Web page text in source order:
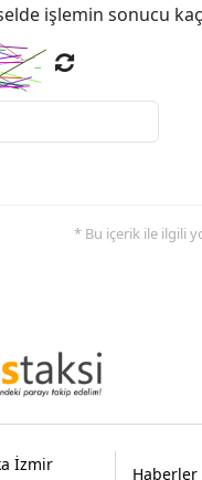
işlemin sonucu
* Bu içerik ile ilgili
İzmir
Haberler